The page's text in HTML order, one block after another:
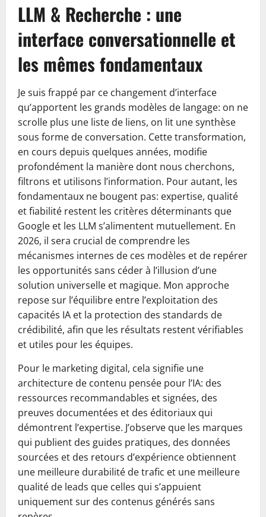
LLM & Recherche : une
interface conversationnelle et
les mêmes fondamentaux
Je suis frappé par ce changement d’interface
qu’apportent les grands modèles de langage: on ne
scrolle plus une liste de liens, on lit une synthèse
sous forme de conversation. Cette transformation,
en cours depuis quelques années, modifie
profondément la manière dont nous cherchons,
filtrons et utilisons l’information. Pour autant, les
fondamentaux ne bougent pas: expertise, qualité
et fiabilité restent les critères déterminants que
Google et les LLM s’alimentent mutuellement. En
2026, il sera crucial de comprendre les
mécanismes internes de ces modèles et de repérer
les opportunités sans céder à l’illusion d’une
solution universelle et magique. Mon approche
repose sur l’équilibre entre l’exploitation des
capacités IA et la protection des standards de
crédibilité, afin que les résultats restent vérifiables
et utiles pour les équipes.
Pour le marketing digital, cela signifie une
architecture de contenu pensée pour l’IA: des
ressources recommandables et signées, des
preuves documentées et des éditoriaux qui
démontrent l’expertise. J’observe que les marques
qui publient des guides pratiques, des données
sourcées et des retours d’expérience obtiennent
une meilleure durabilité de trafic et une meilleure
qualité de leads que celles qui s’appuient
uniquement sur des contenus générés sans